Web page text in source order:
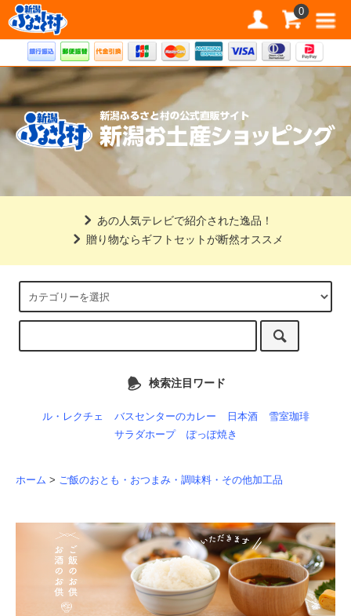
道の駅 新潟ふるさと村公式直販サイト 0
あの人気テレビで紹介された逸品！
贈り物ならギフトセットが断然オススメ
検索注目ワード
ル・レクチェ バスセンターのカレー 日本酒
雪室珈琲
サラダホープ
ぽっぽ焼き
ホーム > ご飯のおとも・おつまみ・調味料・その他加工品